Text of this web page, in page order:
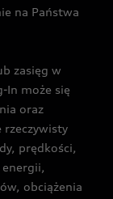
na Państwa
zasięg w
In może się
oraz
rzeczywisty
prędkości,
obciążenia